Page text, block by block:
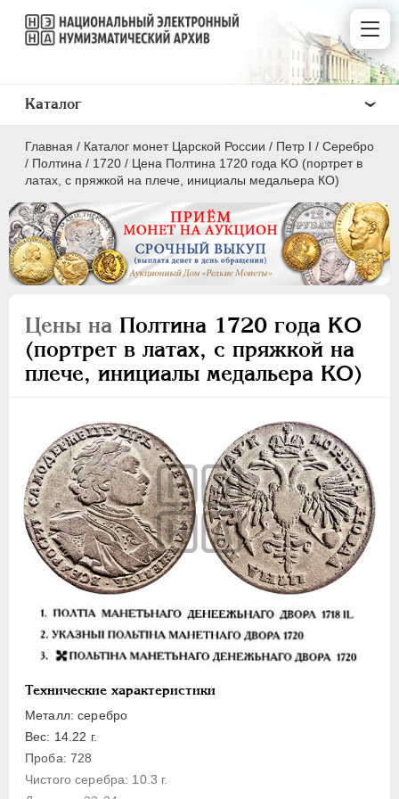
Главная / Каталог монет Царской России / Пeтр I / Серебро
/ Полтина / 1720 / Цена Полтина 1720 года KO (портрет в
латах, с пряжкой на плече, инициалы медальера КО)
Цены на Полтина 1720 года KO
(портрет в латах, с пряжкой на
плече, инициалы медальера КО)
Технические характеристики
Металл: серебро
Вес: 14.22 г.
Проба: 728
Чистого серебра: 10.3 г.
Каталог
ПEТР I 1699 - 1725
Серебро
1 рубль
Полтина
Гривенник
Гривна
10 денег
5 копеек
Алтын(ник)
1 копейка
Пробные
Для Речи Посполитой
Монетовидные жетоны
ЕКАТЕРИНА I 1725-1727
ПЕТР II 1727-1729
АННА ИОАННОВНА
ИОАНН АНТОНОВИЧ